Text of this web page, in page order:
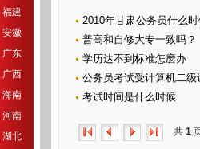
福建
安徽
广东
广西
海南
河南
湖北
2010年甘肃公务员什么时
普高和自修大专一致吗？
学历达不到标准怎麽办
公务员考试受计算机二级
考试时间是什么时候
共 1